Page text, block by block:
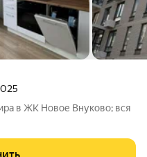
в ЖК Новое Внуково; вся